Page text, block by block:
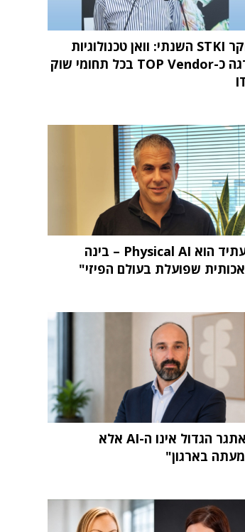
מחקר STKI השנתי: וואן טכנולוגיות
דורגה כ-TOP Vendor בכל תחומי שוק
"העתיד הוא Physical AI – בינה
שפועלת בעולם הפיזי"
"האתגר הגדול אינו ה-AI אלא
בארגון"